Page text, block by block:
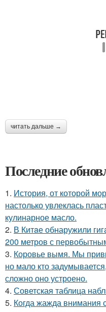
читать дальше →
Последние
1. История, от которой
настолько увлеклась
кулинарное масло.
2. В Китaе обнаружили
200 метров с
3. Коровье вымя. Мы
но мало кто
сложно оно устроено.
4. Советская таблица
5. Когда жажда внимания